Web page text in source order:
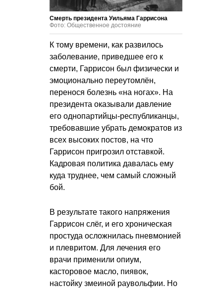
Смерть президента Уильяма Гаррисона
Фото: Общественное достояние
К тому времени, как развилось
заболевание, приведшее его к
смерти, Гаррисон был физически и
эмоционально переутомлён,
перенося болезнь «на ногах». На
президента оказывали давление
его однопартийцы-республиканцы,
требовавшие убрать демократов из
всех высоких постов, на что
Гаррисон пригрозил отставкой.
Кадровая политика давалась ему
куда труднее, чем самый сложный
бой.
В результате такого напряжения
Гаррисон слёг, и его хроническая
простуда осложнилась пневмонией
и плевритом. Для лечения его
врачи применили опиум,
касторовое масло, пиявок,
настойку змеиной раувольфии. Но